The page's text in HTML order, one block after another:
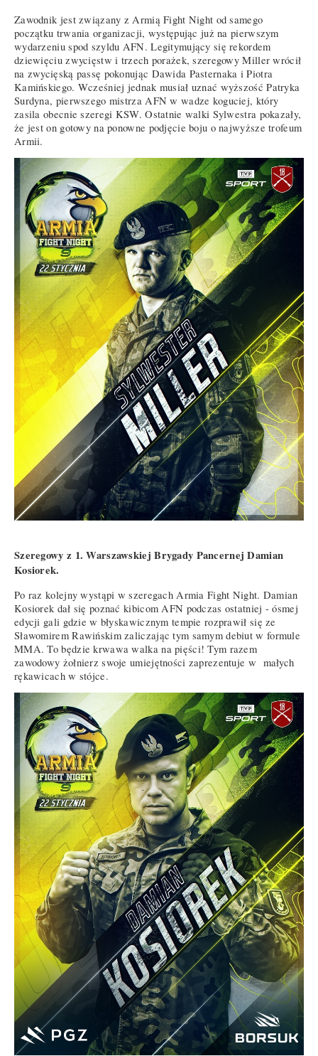
Zawodnik jest związany z Armią Fight Night od samego
początku trwania organizacji, występując już na pierwszym
wydarzeniu spod szyldu AFN. Legitymujący się rekordem
dziewięciu zwycięstw i trzech porażek, szeregowy Miller wrócił
na zwycięską passę pokonując Dawida Pasternaka i Piotra
Kamińskiego. Wcześniej jednak musiał uznać wyższość Patryka
Surdyna, pierwszego mistrza AFN w wadze koguciej, który
zasila obecnie szeregi KSW. Ostatnie walki Sylwestra pokazały,
że jest on gotowy na ponowne podjęcie boju o najwyższe trofeum
Armii.
Szeregowy z 1. Warszawskiej Brygady Pancernej Damian
Kosiorek.
Po raz kolejny wystąpi w szeregach Armia Fight Night. Damian
Kosiorek dał się poznać kibicom AFN podczas ostatniej - ósmej
edycji gali gdzie w błyskawicznym tempie rozprawił się ze
Sławomirem Rawińskim zaliczając tym samym debiut w formule
MMA. To będzie krwawa walka na pięści! Tym razem
zawodowy żołnierz swoje umiejętności zaprezentuje w małych
rękawicach w stójce.